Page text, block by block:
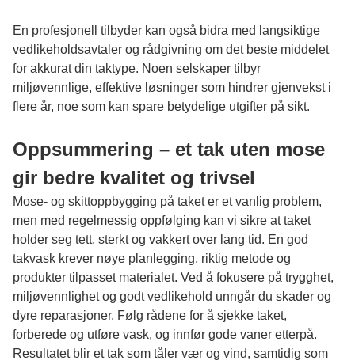
En profesjonell tilbyder kan også bidra med langsiktige
vedlikeholdsavtaler og rådgivning om det beste middelet
for akkurat din taktype. Noen selskaper tilbyr
miljøvennlige, effektive løsninger som hindrer gjenvekst i
flere år, noe som kan spare betydelige utgifter på sikt.
Oppsummering – et tak uten mose
gir bedre kvalitet og trivsel
Mose- og skittoppbygging på taket er et vanlig problem,
men med regelmessig oppfølging kan vi sikre at taket
holder seg tett, sterkt og vakkert over lang tid. En god
takvask krever nøye planlegging, riktig metode og
produkter tilpasset materialet. Ved å fokusere på trygghet,
miljøvennlighet og godt vedlikehold unngår du skader og
dyre reparasjoner. Følg rådene for å sjekke taket,
forberede og utføre vask, og innfør gode vaner etterpå.
Resultatet blir et tak som tåler vær og vind, samtidig som